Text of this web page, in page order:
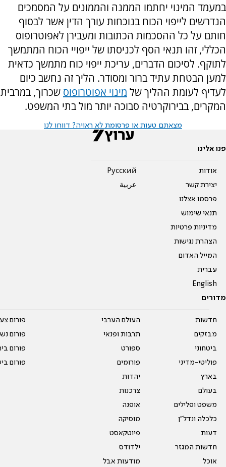
במעמד המינוי יחתמו הממנה והממונים על המסמכים
הנדרשים לייפוי הכוח בנוכחות עורך הדין אשר לבסוף
חותם על כל ההסכמות הכתובות ומעבירן לאפוטרופוס
הכללי, זהו תנאי הסף לכניסתו של ייפויי הכוח המתמשך
לתוקף. לסיכום הדברים, עריכת ייפוי כוח מתמשך כדאית
למען הבטחת עתיד ברור ומסודר. הליך זה נחשב כיום
לעדיף לעומת ההליך של מינוי אפוטרופוס שכרוך, במרבית
המקרים, בבירוקרטיה סבוכה יותר מול בתי המשפט.
מצאתם טעות או פרסומת לא ראויה? דווחו לנו
פנו אלינו
אודות
יצירת קשר
פרסמו אצלנו
תנאי שימוש
מדיניות פרטיות
הצהרת נגישות
המייל האדום
עברית
English
Pусский
عربية
מדורים
חדשות
מבזקים
ביטחוני
פוליטי-מדיני
בארץ
בעולם
משפט ופלילים
כלכלה ונדל"ן
דעות
חדשות המגזר
אוכל
העולם הערבי
תרבות ופנאי
ספורט
פורומים
יהדות
צרכנות
אופנה
מוסיקה
פיוטקאסט
ילדודס
מודעות אבל
פורום
פורום
פורום
פורום